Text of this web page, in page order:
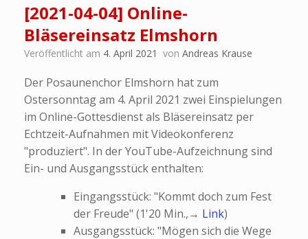
[2021-04-04] Online-
Bläsereinsatz Elmshorn
Veröffentlicht am 4. April 2021 von Andreas Krause
Der Posaunenchor Elmshorn hat zum
Ostersonntag am 4. April 2021 zwei Einspielungen
im Online-Gottesdienst als Bläsereinsatz per
Echtzeit-Aufnahmen mit Videokonferenz
"produziert". In der YouTube-Aufzeichnung sind
Ein- und Ausgangsstück enthalten:
Eingangsstück: "Kommt doch zum Fest
der Freude" (1'20 Min.,→ Link)
Ausgangsstück: "Mögen sich die Wege